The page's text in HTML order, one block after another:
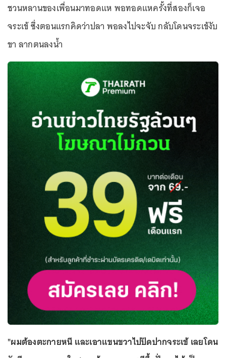
ชวนหลานของเพื่อนมาทอดแห พอทอดแหครั้งที่สองก็เจอ
จระเข้ ซึ่งตอนแรกคิดว่าปลา พอลงไปจะจับ กลับโดนจระเข้งับ
ขา ลากตนลงน้ำ
"ผมต้องตะกายหนี และเอาแขนขวาไปปัดปากจระเข้ เลยโดน